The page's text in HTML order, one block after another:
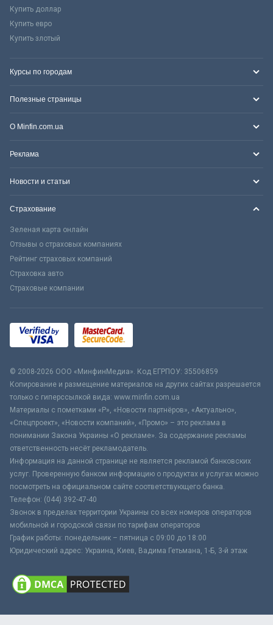
Купить доллар
Купить евро
Купить злотый
Курсы по городам
Полезные страницы
О Minfin.com.ua
Реклама
Новости и статьи
Страхование
Зеленая карта онлайн
Отзывы о страховых компаниях
Рейтинг страховых компаний
Страховка авто
Страховые компании
© 2008-2026 ООО «МинфинМедиа». Код ЕГРПОУ: 35506859
Копирование и размещение материалов на других сайтах разрешается
только с гиперссылкой вида: www.minfin.com.ua
Материалы с пометками «Р», «Новости партнёров», «Актуально»,
«Спецпроект», «Новости компаний», «Промо» – это реклама в
понимании Закона Украины «О рекламе». За содержание рекламы
ответственность несёт рекламодатель.
Информация на данной странице не является рекламой банковских
услуг. Проверенную банком информацию о продуктах и услугах можно
посмотреть на официальном сайте соответствующего банка.
Телефон: (044) 392-47-40
Звонок в пределах территории Украины со всех номеров операторов
мобильной и городской связи по тарифам операторов
График работы: понедельник – пятница с 09:00 до 18:00
Юридический адрес: Украина, Киев, Вадима Гетьмана, 1-Б, 3-й этаж